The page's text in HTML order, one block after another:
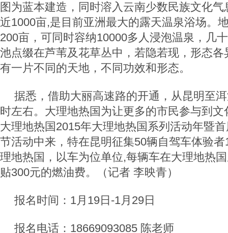
图为蓝本建造，同时溶入云南少数民族文化
近1000亩,是目前亚洲最大的露天温泉浴场。
200亩，可同时容纳10000多人浸泡温泉，几
池点缀在芦苇及花草丛中，若隐若现，形态
有一片不同的天地，不同功效和形态。
据悉，借助大丽高速路的开通，从昆明至
时左右。大理地热国为让更多的市民参与到
大理地热国2015年大理地热国系列活动年暨
节活动中来，特在昆明征集50辆自驾车体验
理地热国，以车为位单位,每辆车在大理地热
贴300元的燃油费。（记者 李映青）
报名时间：1月19日-1月29日
报名电话：18669093085 陈老师